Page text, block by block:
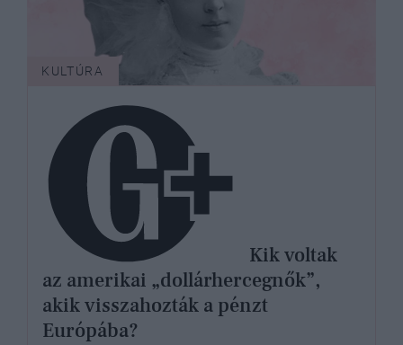
KULTÚRA
az amerikai „dollárhercegnők”,
akik visszahozták a pénzt
Európába?